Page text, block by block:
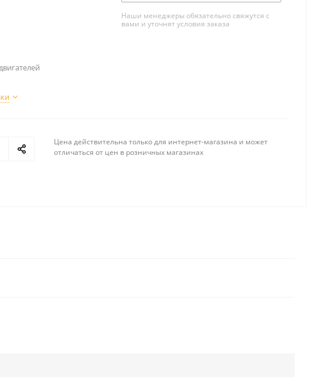
Наши менеджеры обязательно свяжутся с
вами и уточнят условия заказа
Цена действительна только для интернет-магазина и может
отличаться от цен в розничных магазинах